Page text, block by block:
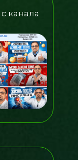
канала